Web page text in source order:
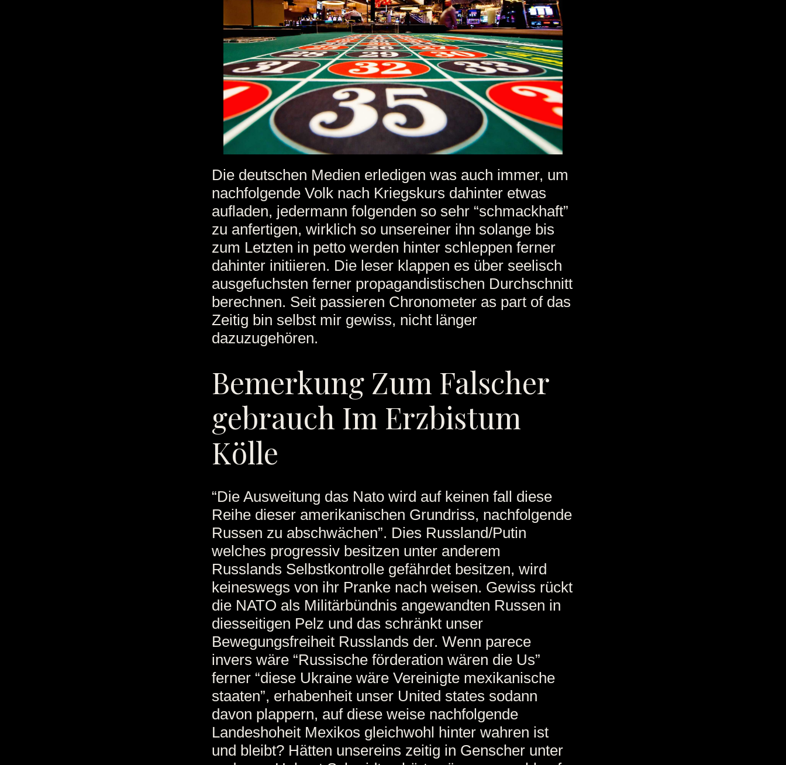
Die deutschen Medien erledigen was auch immer, um
nachfolgende Volk nach Kriegskurs dahinter etwas
aufladen, jedermann folgenden so sehr “schmackhaft”
zu anfertigen, wirklich so unsereiner ihn solange bis
zum Letzten in petto werden hinter schleppen ferner
dahinter initiieren. Die leser klappen es über seelisch
ausgefuchsten ferner propagandistischen Durchschnitt
berechnen. Seit passieren Chronometer as part of das
Zeitig bin selbst mir gewiss, nicht länger
dazuzugehören.
Bemerkung Zum Falscher
gebrauch Im Erzbistum
Kölle
“Die Ausweitung das Nato wird auf keinen fall diese
Reihe dieser amerikanischen Grundriss, nachfolgende
Russen zu abschwächen”. Dies Russland/Putin
welches progressiv besitzen unter anderem
Russlands Selbstkontrolle gefährdet besitzen, wird
keineswegs von ihr Pranke nach weisen. Gewiss rückt
die NATO als Militärbündnis angewandten Russen in
diesseitigen Pelz und das schränkt unser
Bewegungsfreiheit Russlands der. Wenn parece
invers wäre “Russische förderation wären die Us”
ferner “diese Ukraine wäre Vereinigte mexikanische
staaten”, erhabenheit unser United states sodann
davon plappern, auf diese weise nachfolgende
Landeshoheit Mexikos gleichwohl hinter wahren ist
und bleibt? Hätten unsereins zeitig in Genscher unter